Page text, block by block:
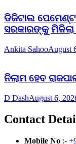
ଡିଜିଟାଲ
ସରକାରଙ୍କୁ ମିଳିଲା
Ankita SahooAugust
ନିଲାମ ହେବ
D DashAugust 6,
Contact
Mobile No :-